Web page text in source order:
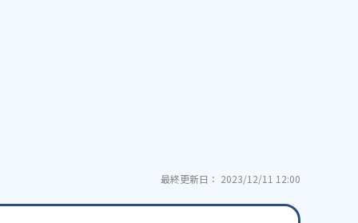
最終更新日： 2023/12/11 12:00